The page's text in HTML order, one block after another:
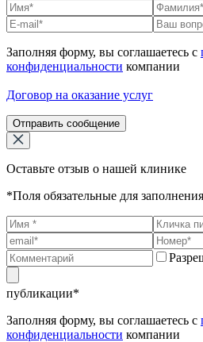
Заполняя форму, вы соглашаетесь с
конфиденциальности компании
Договор на оказание услуг
Отправить сообщение
Оставьте отзыв о нашей клинике
*Поля обязательные для заполнения
публикации*
Заполняя форму, вы соглашаетесь с
конфиденциальности компании